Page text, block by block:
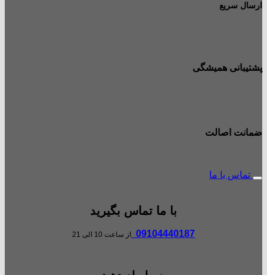
ارسال سریع
پشتیبانی همیشگی
ضمانت اصالت
تماس با ما
با ما تماس بگیرید
09104440187 از ساعت 10 الی 21